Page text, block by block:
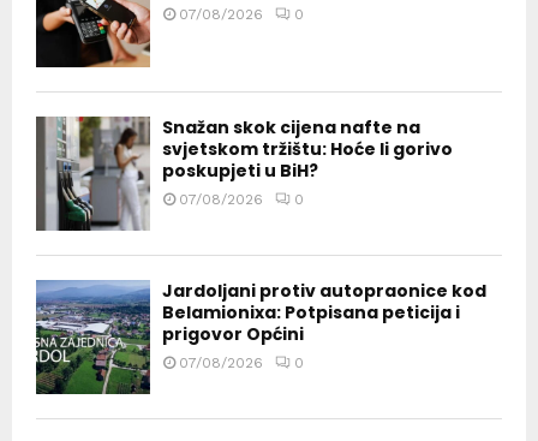
07/08/2026 0
Snažan skok cijena nafte na
svjetskom tržištu: Hoće li gorivo
poskupjeti u BiH?
07/08/2026 0
Jardoljani protiv autopraonice kod
Belamionixa: Potpisana peticija i
prigovor Općini
07/08/2026 0